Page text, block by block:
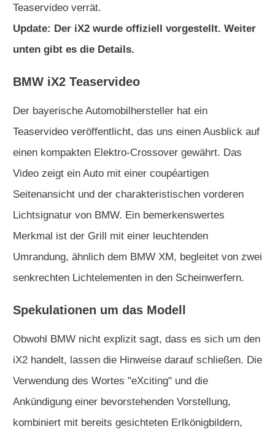
Teaservideo verrät.
Update: Der iX2 wurde offiziell vorgestellt. Weiter
unten gibt es die Details.
BMW iX2 Teaservideo
Der bayerische Automobilhersteller hat ein
Teaservideo veröffentlicht, das uns einen Ausblick auf
einen kompakten Elektro-Crossover gewährt. Das
Video zeigt ein Auto mit einer coupéartigen
Seitenansicht und der charakteristischen vorderen
Lichtsignatur von BMW. Ein bemerkenswertes
Merkmal ist der Grill mit einer leuchtenden
Umrandung, ähnlich dem BMW XM, begleitet von zwei
senkrechten Lichtelementen in den Scheinwerfern.
Spekulationen um das Modell
Obwohl BMW nicht explizit sagt, dass es sich um den
iX2 handelt, lassen die Hinweise darauf schließen. Die
Verwendung des Wortes "eXciting" und die
Ankündigung einer bevorstehenden Vorstellung,
kombiniert mit bereits gesichteten Erlkönigbildern,